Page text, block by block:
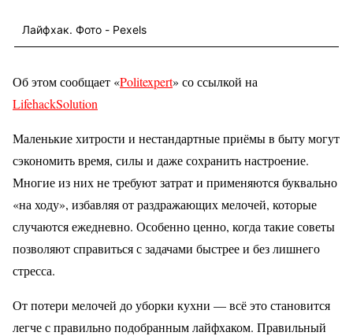
Лайфхак. Фото - Pexels
Об этом сообщает «Politexpert» со ссылкой на
LifehackSolution
Маленькие хитрости и нестандартные приёмы в быту могут
сэкономить время, силы и даже сохранить настроение.
Многие из них не требуют затрат и применяются буквально
«на ходу», избавляя от раздражающих мелочей, которые
случаются ежедневно. Особенно ценно, когда такие советы
позволяют справиться с задачами быстрее и без лишнего
стресса.
От потери мелочей до уборки кухни — всё это становится
легче с правильно подобранным лайфхаком. Правильный